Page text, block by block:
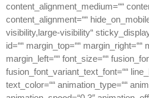
content_alignment_medium=““
content_alignment=““
visibility,large-visibility“
id=““ margin_top=““ margin_right=““
margin_left=““ font_size=““
fusion_font_variant_text_font=““
text_color=““ animation_type=““